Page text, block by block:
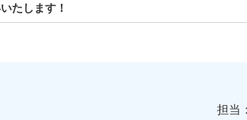
たします！
担当